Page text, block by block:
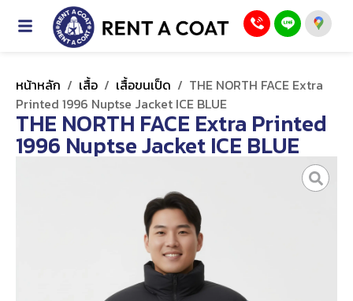
หน้าหลัก / เสื้อ / เสื้อขนเป็ด / THE NORTH FACE Extra
Printed 1996 Nuptse Jacket ICE BLUE
THE NORTH FACE Extra Printed
1996 Nuptse Jacket ICE BLUE